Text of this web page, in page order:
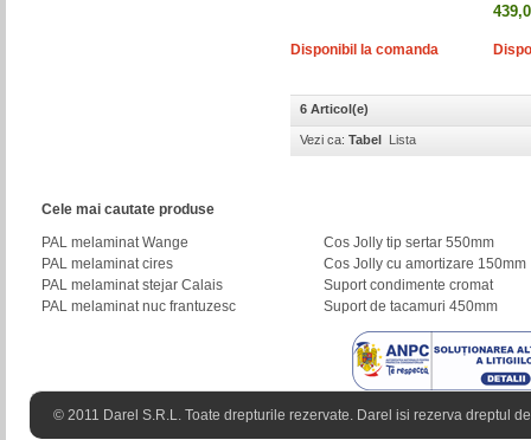
Disponibil la comanda
6 Articol(e)
Vezi ca: Tabel Lista
Cele mai cautate produse
PAL melaminat Wange
Cos Jolly tip sertar 550mm
PAL melaminat cires
Cos Jolly cu amortizare 150mm
PAL melaminat stejar Calais
Suport condimente cromat
PAL melaminat nuc frantuzesc
Suport de tacamuri 450mm
© 2011 Darel S.R.L. Toate drepturile rezervate. Darel isi rezerva dreptul